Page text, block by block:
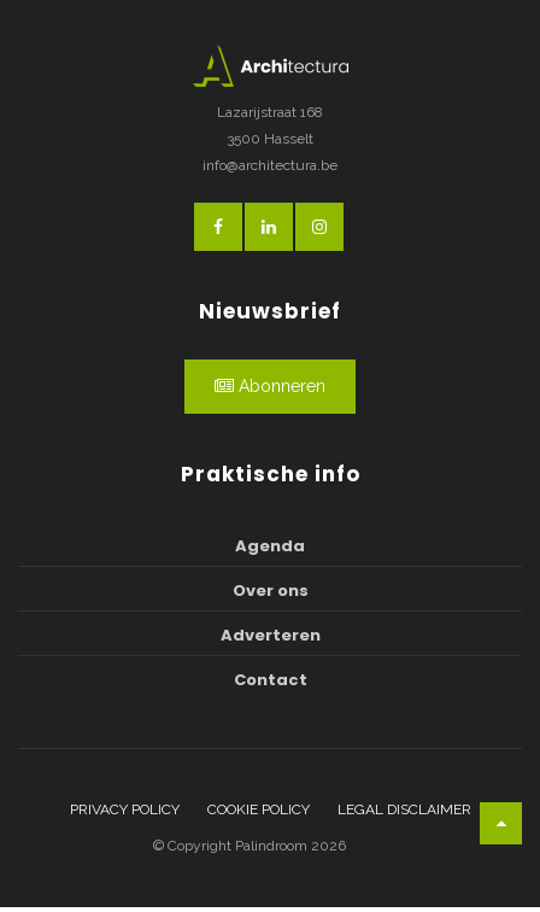
Lazarijstraat 168
3500 Hasselt
info@architectura.be
Nieuwsbrief
Abonneren
Praktische info
Agenda
Over ons
Adverteren
Contact
PRIVACY POLICY COOKIE POLICY LEGAL DISCLAIMER
© Copyright Palindroom 2026